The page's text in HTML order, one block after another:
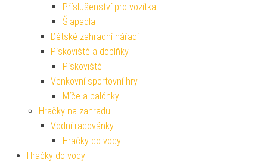
Příslušenství pro vozítka
Šlapadla
Dětské zahradní nářadí
Pískoviště a doplňky
Pískoviště
Venkovní sportovní hry
Míče a balónky
Hračky na zahradu
Vodní radovánky
Hračky do vody
Hračky do vody